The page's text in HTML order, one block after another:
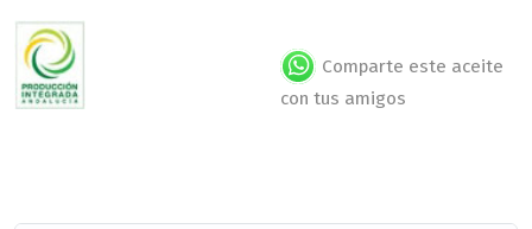
Comparte este aceite
con tus amigos